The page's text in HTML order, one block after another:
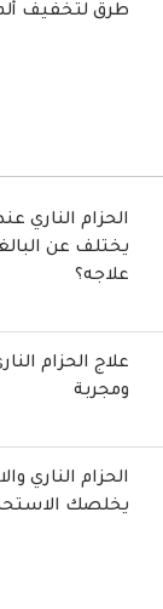
طرق لتخفيف
الحزام الناري
يختلف عن
علاجه؟
علاج الحزام
ومجربة
الحزام الناري
يخلصك